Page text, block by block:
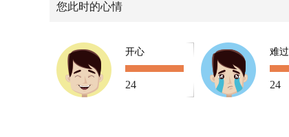
您此时的心情
开心
24
难过
24